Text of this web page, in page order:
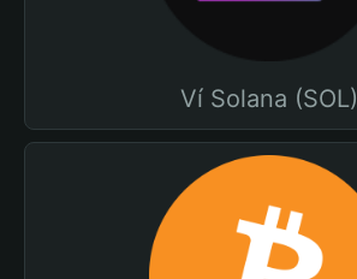
Ví Solana (SOL)